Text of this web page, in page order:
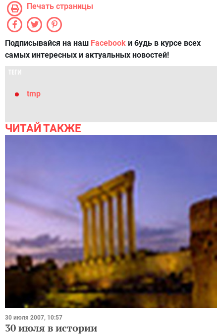
Печать страницы
Подписывайся на наш Facebook и будь в курсе всех
самых интересных и актуальных новостей!
ТЕГИ
tmp
ЧИТАЙ ТАКЖЕ
30 июля 2007, 10:57
30 июля в истории